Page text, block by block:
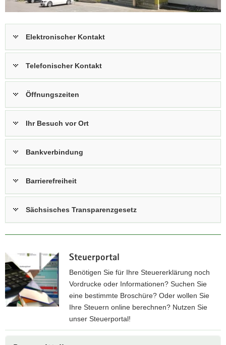
a
v
i
o
Elektronischer Kontakt
Telefonischer Kontakt
Öffnungszeiten
Ihr Besuch vor Ort
Bankverbindung
Barrierefreiheit
Sächsisches Transparenzgesetz
Steuerportal
Benötigen Sie für Ihre Steuererklärung noch
Vordrucke oder Informationen? Suchen Sie
eine bestimmte Broschüre? Oder wollen Sie
Ihre Steuern online berechnen? Nutzen Sie
unser Steuerportal!